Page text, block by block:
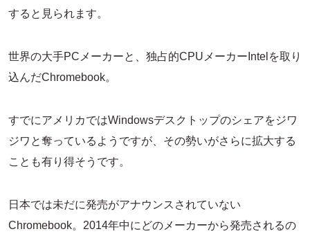
すると見られます。
世界の大手PCメーカーと、独占的CPUメーカーIntelを取り
込んだChromebook。
すでにアメリカではWindowsデスクトップのシェアをジワ
ジワと奪っているようですが、その勢いがさらに拡大する
ことも有り得そうです。
日本では未だに発売がアナウンスされていない
Chromebook。2014年中にどのメーカーから発売されるの